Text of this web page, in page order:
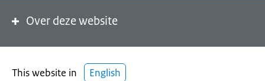
Over deze website
This website in English